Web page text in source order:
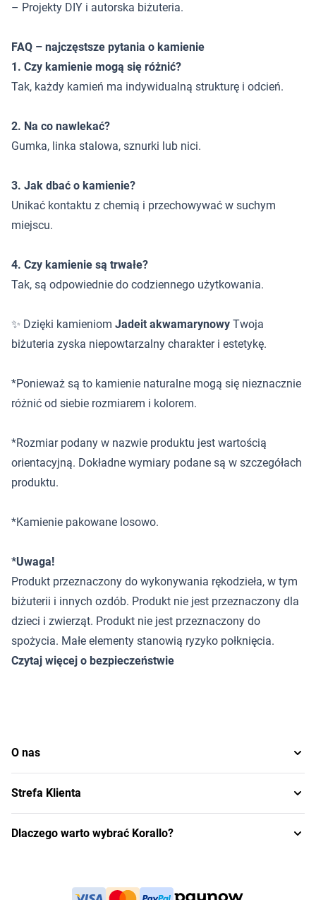
– Projekty DIY i autorska biżuteria.
FAQ – najczęstsze pytania o kamienie
1. Czy kamienie mogą się różnić?
Tak, każdy kamień ma indywidualną strukturę i odcień.
2. Na co nawlekać?
Gumka, linka stalowa, sznurki lub nici.
3. Jak dbać o kamienie?
Unikać kontaktu z chemią i przechowywać w suchym
miejscu.
4. Czy kamienie są trwałe?
Tak, są odpowiednie do codziennego użytkowania.
✨ Dzięki kamieniom Jadeit akwamarynowy Twoja
biżuteria zyska niepowtarzalny charakter i estetykę.
*Ponieważ są to kamienie naturalne mogą się nieznacznie
różnić od siebie rozmiarem i kolorem.
*Rozmiar podany w nazwie produktu jest wartością
orientacyjną. Dokładne wymiary podane są w szczegółach
produktu.
*Kamienie pakowane losowo.
*Uwaga!
Produkt przeznaczony do wykonywania rękodzieła, w tym
biżuterii i innych ozdób. Produkt nie jest przeznaczony dla
dzieci i zwierząt. Produkt nie jest przeznaczony do
spożycia. Małe elementy stanowią ryzyko połknięcia.
Czytaj więcej o bezpieczeństwie
O nas
Strefa Klienta
Dlaczego warto wybrać Korallo?